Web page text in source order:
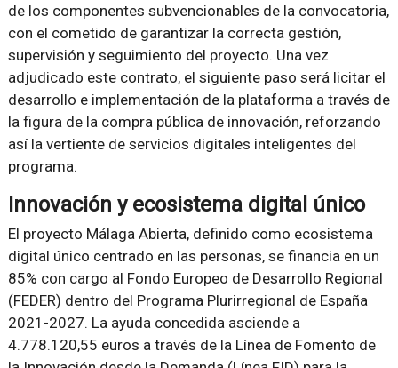
de los componentes subvencionables de la convocatoria,
con el cometido de garantizar la correcta gestión,
supervisión y seguimiento del proyecto. Una vez
adjudicado este contrato, el siguiente paso será licitar el
desarrollo e implementación de la plataforma a través de
la figura de la compra pública de innovación, reforzando
así la vertiente de servicios digitales inteligentes del
programa.
Innovación y ecosistema digital único
El proyecto Málaga Abierta, definido como ecosistema
digital único centrado en las personas, se financia en un
85% con cargo al Fondo Europeo de Desarrollo Regional
(FEDER) dentro del Programa Plurirregional de España
2021-2027. La ayuda concedida asciende a
4.778.120,55 euros a través de la Línea de Fomento de